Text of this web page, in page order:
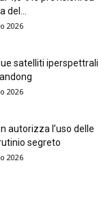
del...
2026
satelliti iperspettrali
2026
autorizza l’uso delle
segreto
2026